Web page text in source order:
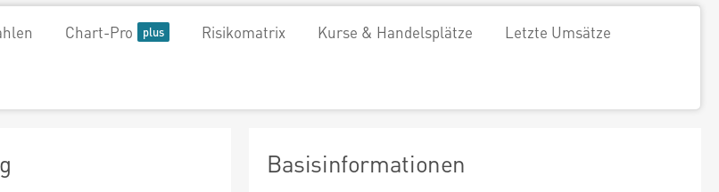
Chart-Pro Risikomatrix Kurse & Handelsplätze Letzte Umsätze
Basisinformationen